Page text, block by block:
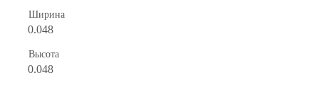
Ширина
0.048
Высота
0.048